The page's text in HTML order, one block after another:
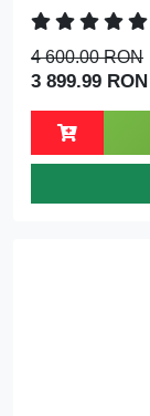
4 600.00 RON
3 899.99 RON